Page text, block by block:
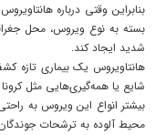
بنابراین وقتی درباره
بسته به نوع ویروس، محل
شدید ایجاد کند.
هانتاویروس یک بیماری تازه‌
شایع یا همه‌گیری‌هایی مثل
بیشتر انواع این ویروس به‌
محیط آلوده به ترشحات